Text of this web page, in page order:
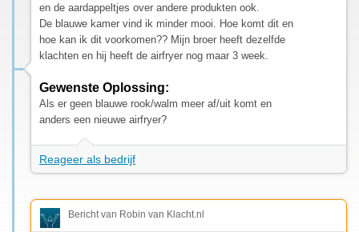
en de aardappeltjes over andere produkten ook.
De blauwe kamer vind ik minder mooi. Hoe komt dit en
hoe kan ik dit voorkomen?? Mijn broer heeft dezelfde
klachten en hij heeft de airfryer nog maar 3 week.
Gewenste Oplossing:
Als er geen blauwe rook/walm meer af/uit komt en
anders een nieuwe airfryer?
Reageer als bedrijf
Bericht van Robin van Klacht.nl